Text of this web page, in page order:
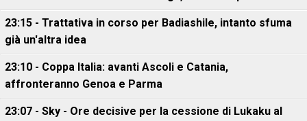
23:15 - Trattativa in corso per Badiashile, intanto sfuma
già un'altra idea
23:10 - Coppa Italia: avanti Ascoli e Catania,
affronteranno Genoa e Parma
23:07 - Sky - Ore decisive per la cessione di Lukaku al